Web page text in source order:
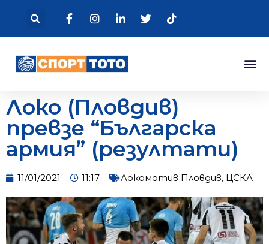
Локо (Пловдив)
превзе “Българска
армия” (резултати)
11/01/2021 11:17 Локомотив Пловдив, ЦСКА